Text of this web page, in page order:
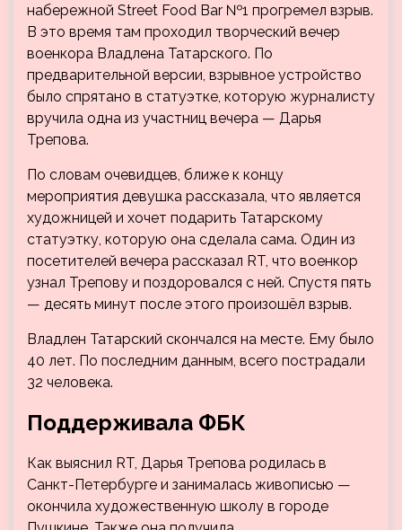
набережной Street Food Bar №1 прогремел взрыв.
В это время там проходил творческий вечер
военкора Владлена Татарского. По
предварительной версии, взрывное устройство
было спрятано в статуэтке, которую журналисту
вручила одна из участниц вечера — Дарья
Трепова.
По словам очевидцев, ближе к концу
мероприятия девушка рассказала, что является
художницей и хочет подарить Татарскому
статуэтку, которую она сделала сама. Один из
посетителей вечера рассказал RT, что военкор
узнал Трепову и поздоровался с ней. Спустя пять
— десять минут после этого произошёл взрыв.
Владлен Татарский скончался на месте. Ему было
40 лет. По последним данным, всего пострадали
32 человека.
Поддерживала ФБК
Как выяснил RT, Дарья Трепова родилась в
Санкт-Петербурге и занималась живописью —
окончила художественную школу в городе